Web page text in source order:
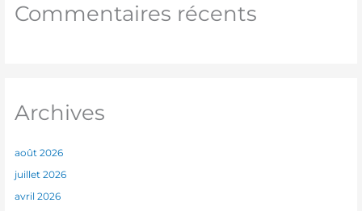
Commentaires récents
Archives
août 2026
juillet 2026
avril 2026